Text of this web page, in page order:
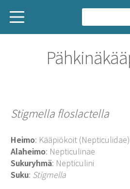
a
k
Stigmella floslactella
Heimo: Kääpiökoit (Nepticulidae)
Alaheimo: Nepticulinae
Sukuryhmä: Nepticulini
Suku: Stigmella